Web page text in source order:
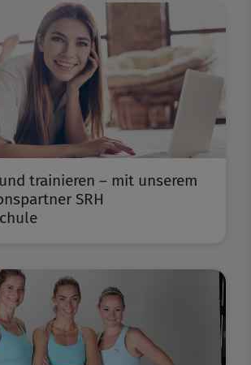
trainieren – mit unserem
SRH